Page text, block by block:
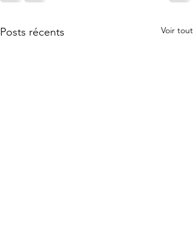
Posts récents Voir tout